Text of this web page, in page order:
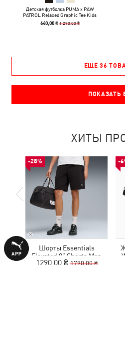
Детская футболка PUMA x PAW
PATROL Relaxed Graphic Tee Kids
640,00 ₴ 1 290,00 ₴
ЕЩЁ 36
ПОКАЗАТЬ
ХИТЫ
-28%
Шорты Essentials
Elevated 9" Shorts Men
1290,00 ₴ 1790,00 ₴
-